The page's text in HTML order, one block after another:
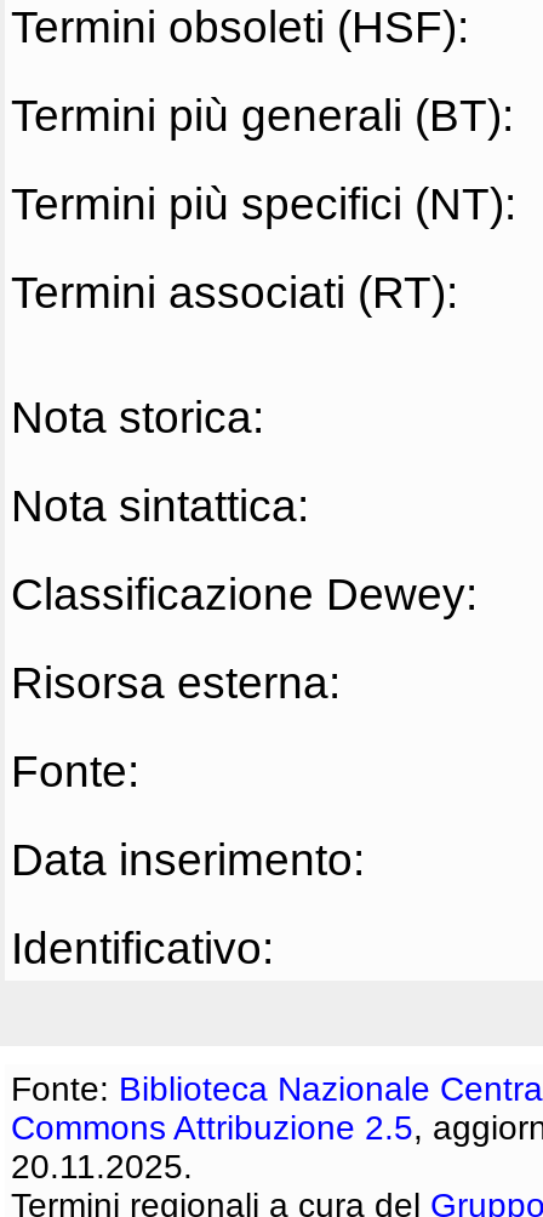
Termini obsoleti (HSF):
Termini più generali (BT):
Termini più specifici (NT):
Termini associati (RT):
Nota storica:
Nota sintattica:
Classificazione Dewey:
Risorsa esterna:
Fonte:
Data inserimento:
Identificativo:
Fonte: Biblioteca Nazionale
Commons Attribuzione 2.5,
20.11.2025.
Termini regionali a cura del